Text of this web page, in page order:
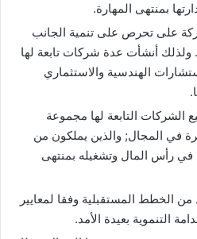
بمنتهى المهارة.
على تحرص على تنمية الجانب
ولذلك أنشأت عدة شركات تابعة لها
الهندسية والاستثماري
الشركات التابعة لها مجموعة
في المجال; والذين يملكون من
في رأس المال وتشغيله بمنتهى
الخطط المستقبلية وفقا لمعايير
التنموية بعيدة الأمد.